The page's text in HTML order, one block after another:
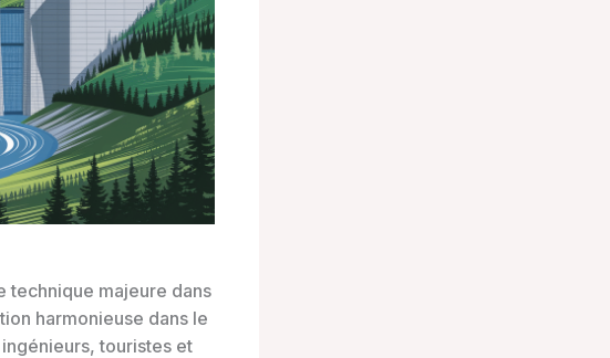
technique majeure dans
harmonieuse dans le
touristes et